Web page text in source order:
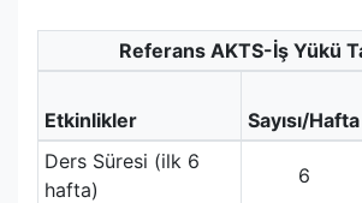
Referans AKTS-İş Yükü
Etkinlikler Sayısı/Hafta
Ders Süresi (ilk 6
hafta)
6